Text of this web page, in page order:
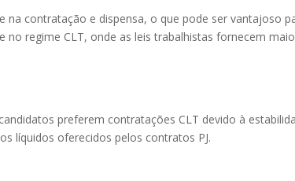
na contratação e dispensa, o que pode ser vantajoso
no regime CLT, onde as leis trabalhistas fornecem
preferem contratações CLT devido à
líquidos oferecidos pelos contratos PJ.